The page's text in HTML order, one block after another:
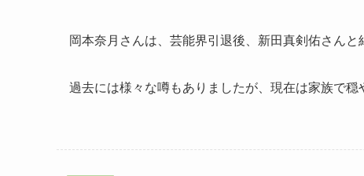
岡本奈月さんは、芸能界引退後、新田真剣佑さん
過去には様々な噂もありましたが、現在は家族で穏